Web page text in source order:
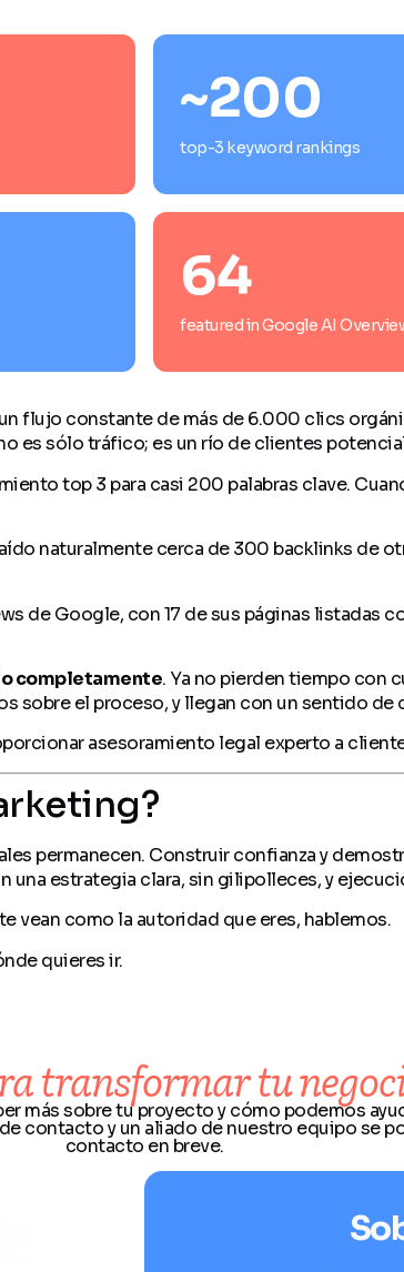
~200
top-3 keyword rankings
64
featured in Google AI
flujo constante de más de 6.000 clics
es sólo tráfico; es un río de clientes
top 3 para casi 200 palabras clave.
naturalmente cerca de 300 backlinks de
de Google, con 17 de sus páginas listadas
completamente. Ya no pierden tiempo con
el proceso, y llegan con un sentido de
asesoramiento legal experto a
permanecen. Construir confianza y
una estrategia clara, sin gilipolleces, y
vean como la autoridad que eres, hablemos.
quieres ir.
transformar tu
más sobre tu proyecto y cómo podemos
contacto y un aliado de nuestro equipo se
contacto en breve.